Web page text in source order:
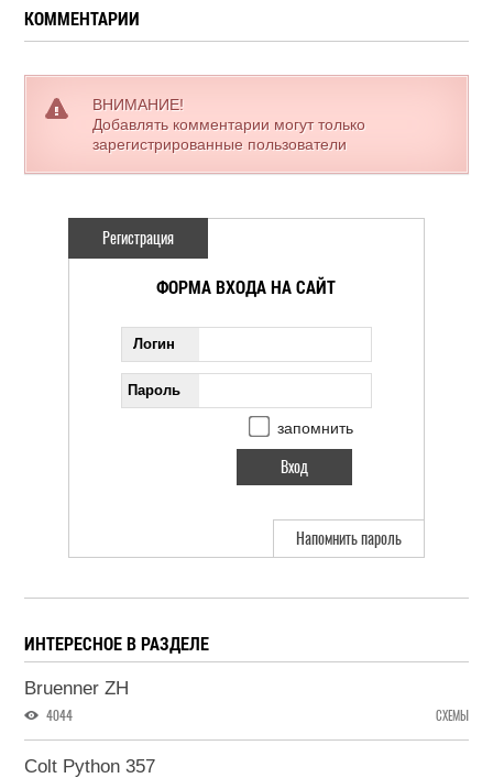
КОММЕНТАРИИ
ВНИМАНИЕ!
Добавлять комментарии могут только
зарегистрированные пользователи
Регистрация
ФОРМА ВХОДА НА САЙТ
Логин
Пароль
запомнить
Напомнить пароль
ИНТЕРЕСНОЕ В РАЗДЕЛЕ
Bruenner ZH
4044 СХЕМЫ
Colt Python 357